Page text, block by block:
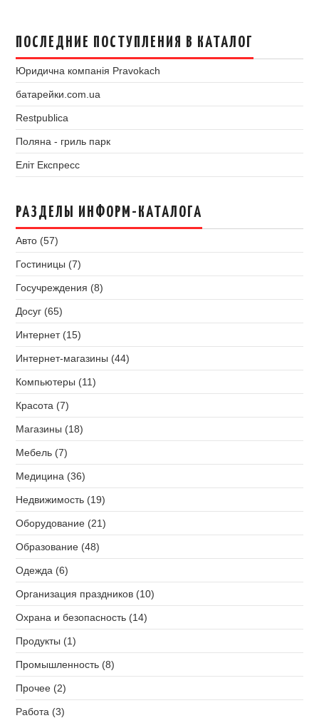
ПОСЛЕДНИЕ ПОСТУПЛЕНИЯ В КАТАЛОГ
Юридична компанія Pravokach
батарейки.com.ua
Restpublica
Поляна - гриль парк
Еліт Експресс
РАЗДЕЛЫ ИНФОРМ-КАТАЛОГА
Авто (57)
Гостиницы (7)
Госучреждения (8)
Досуг (65)
Интернет (15)
Интернет-магазины (44)
Компьютеры (11)
Красота (7)
Магазины (18)
Мебель (7)
Медицина (36)
Недвижимость (19)
Оборудование (21)
Образование (48)
Одежда (6)
Организация праздников (10)
Охрана и безопасность (14)
Продукты (1)
Промышленность (8)
Прочее (2)
Работа (3)